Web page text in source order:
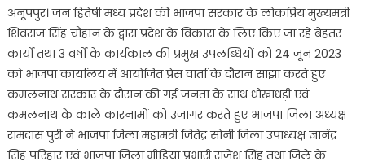
को
बदनाम
करने
के
लिए
चुनावी
ढोल
पीट
अनूपपुर। जन हितेषी मध्य प्रदेश की भाजपा सरकार के लोकप्रिय मुख्यमंत्री
शिवराज सिंह चौहान के द्वारा प्रदेश के विकास के लिए किए जा रहे बेहतर
कार्यों तथा 3 वर्षों के कार्यकाल की प्रमुख उपलब्धियों को 24 जून 2023
को भाजपा कार्यालय में आयोजित प्रेस वार्ता के दौरान साझा करते हुए
कमलनाथ सरकार के दौरान की गई जनता के साथ धोखाधड़ी एवं
कमलनाथ के काले कारनामों को उजागर करते हुए भाजपा जिला अध्यक्ष
रामदास पुरी ने भाजपा जिला महामंत्री जितेंद्र सोनी जिला उपाध्यक्ष ज्ञानेंद्र
सिंह परिहार एवं भाजपा जिला मीडिया प्रभारी राजेश सिंह तथा जिले के